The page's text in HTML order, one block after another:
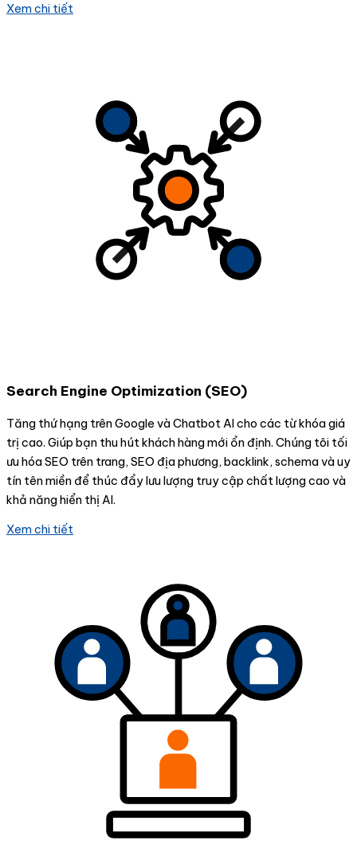
Xem chi tiết
Search Engine Optimization (SEO)
Tăng thứ hạng trên Google và Chatbot AI cho các từ khóa giá
trị cao. Giúp bạn thu hút khách hàng mới ổn định. Chúng tôi tối
ưu hóa SEO trên trang, SEO địa phương, backlink, schema và uy
tín tên miền để thúc đẩy lưu lượng truy cập chất lượng cao và
khả năng hiển thị AI.
Xem chi tiết